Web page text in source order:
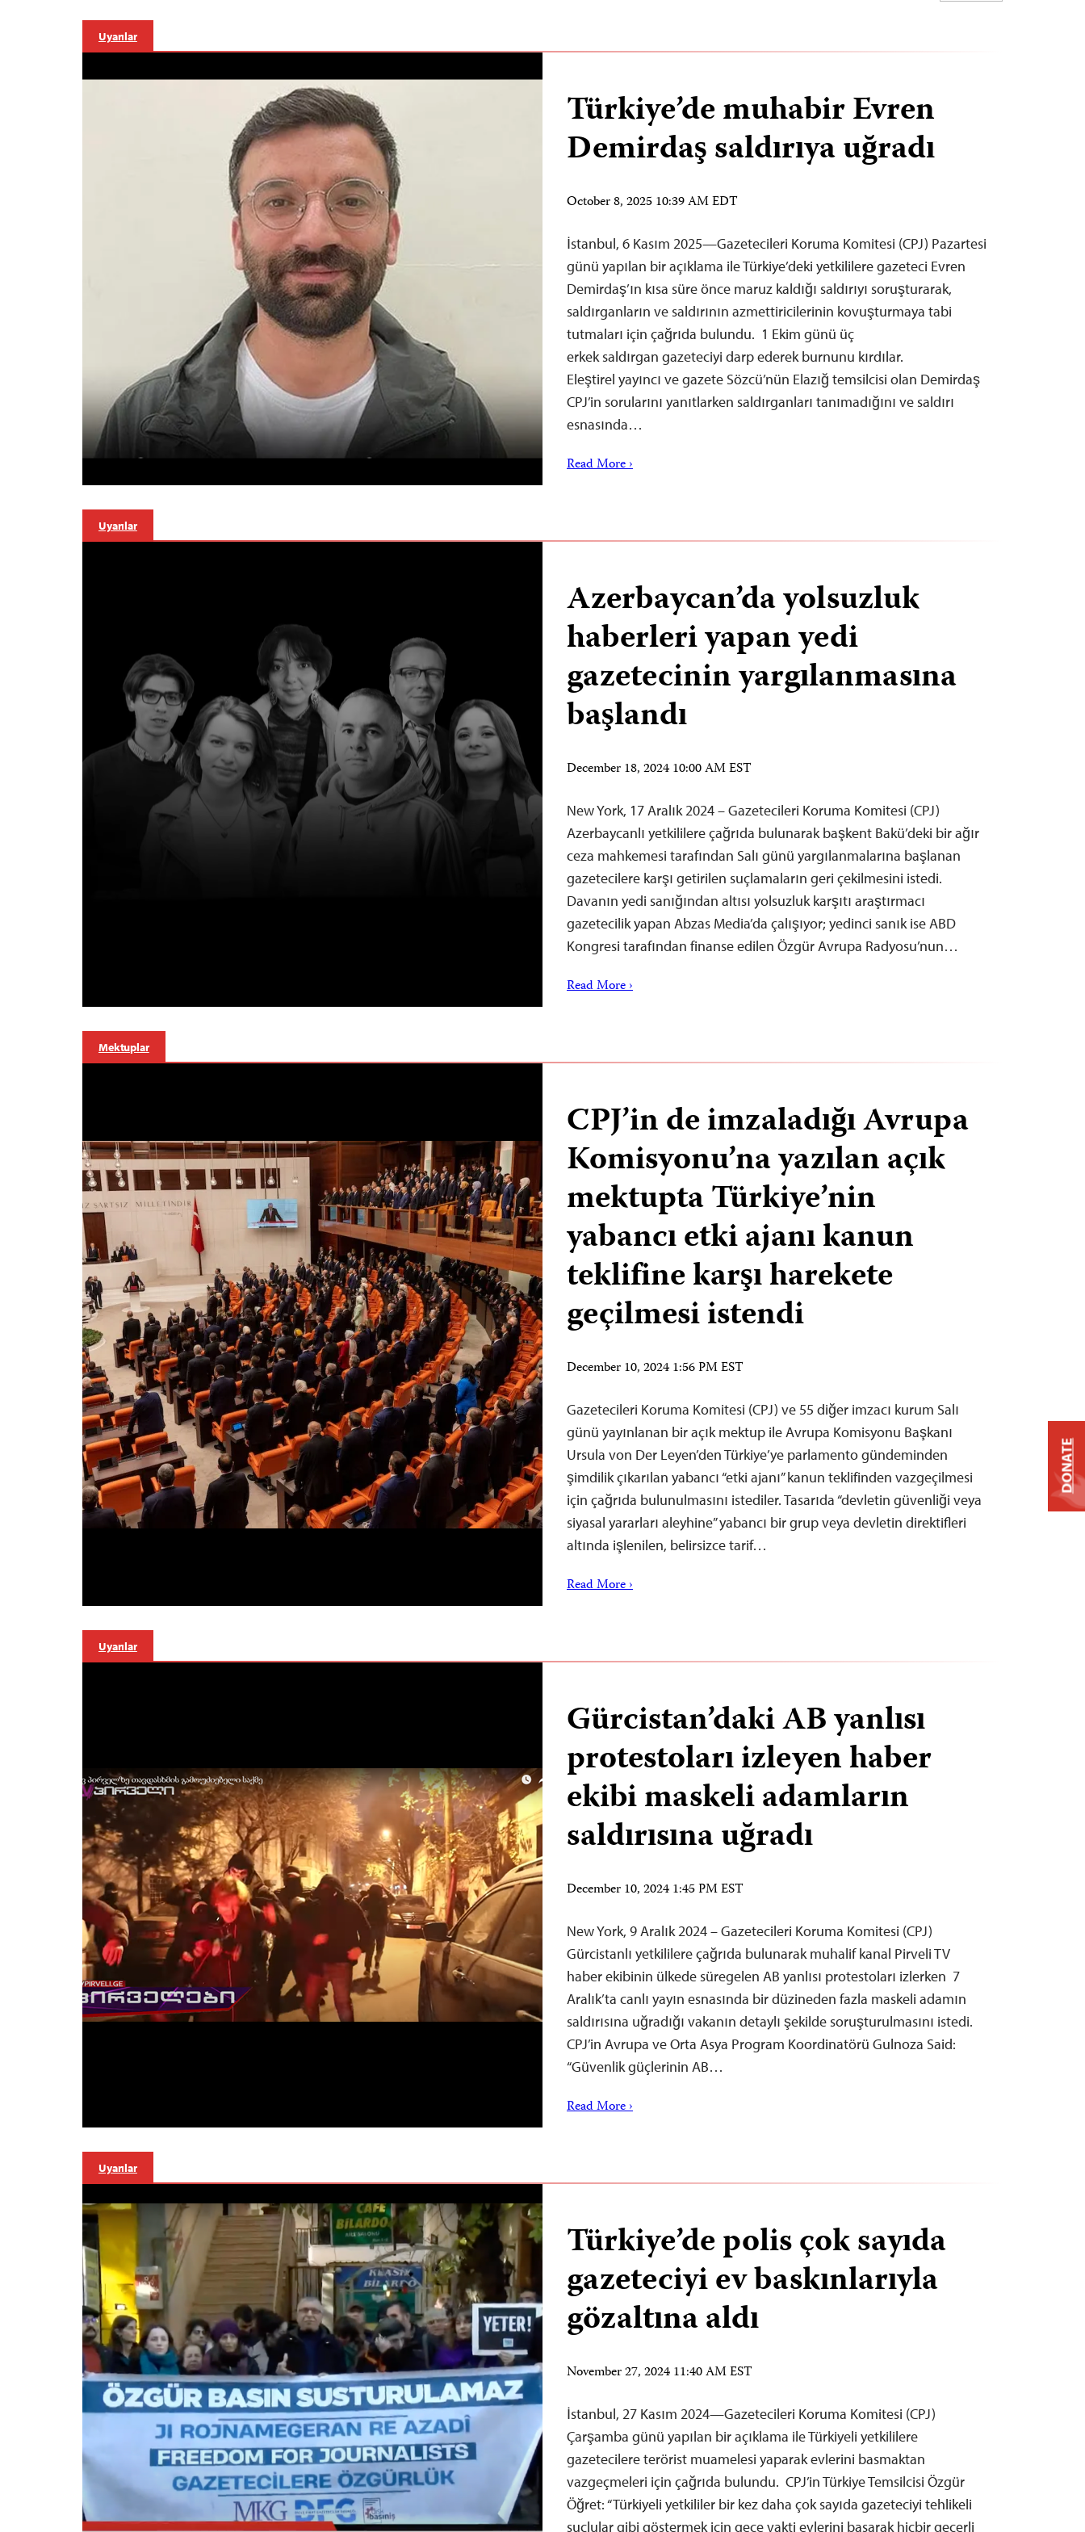
Uyarılar
Türkiye’de muhabir Evren
Demirdaş saldırıya uğradı
October 8, 2025 10:39 AM EDT
İstanbul, 6 Kasım 2025—Gazetecileri Koruma Komitesi (CPJ) Pazartesi
günü yapılan bir açıklama ile Türkiye’deki yetkililere gazeteci Evren
Demirdaş’ın kısa süre önce maruz kaldığı saldırıyı soruşturarak,
saldırganların ve saldırının azmettiricilerinin kovuşturmaya tabi
tutmaları için çağrıda bulundu. 1 Ekim günü üç
erkek saldırgan gazeteciyi darp ederek burnunu kırdılar.
Eleştirel yayıncı ve gazete Sözcü’nün Elazığ temsilcisi olan Demirdaş
CPJ’in sorularını yanıtlarken saldırganları tanımadığını ve saldırı
esnasında…
Read More ›
Uyarılar
Azerbaycan’da yolsuzluk
haberleri yapan yedi
gazetecinin yargılanmasına
başlandı
December 18, 2024 10:00 AM EST
New York, 17 Aralık 2024 – Gazetecileri Koruma Komitesi (CPJ)
Azerbaycanlı yetkililere çağrıda bulunarak başkent Bakü’deki bir ağır
ceza mahkemesi tarafından Salı günü yargılanmalarına başlanan
gazetecilere karşı getirilen suçlamaların geri çekilmesini istedi.
Davanın yedi sanığından altısı yolsuzluk karşıtı araştırmacı
gazetecilik yapan Abzas Media’da çalışıyor; yedinci sanık ise ABD
Kongresi tarafından finanse edilen Özgür Avrupa Radyosu’nun…
Read More ›
Mektuplar
CPJ’in de imzaladığı Avrupa
Komisyonu’na yazılan açık
mektupta Türkiye’nin
yabancı etki ajanı kanun
teklifine karşı harekete
geçilmesi istendi
December 10, 2024 1:56 PM EST
Gazetecileri Koruma Komitesi (CPJ) ve 55 diğer imzacı kurum Salı
günü yayınlanan bir açık mektup ile Avrupa Komisyonu Başkanı
Ursula von Der Leyen’den Türkiye’ye parlamento gündeminden
şimdilik çıkarılan yabancı “etki ajanı” kanun teklifinden vazgeçilmesi
için çağrıda bulunulmasını istediler. Tasarıda “devletin güvenliği veya
siyasal yararları aleyhine” yabancı bir grup veya devletin direktifleri
altında işlenilen, belirsizce tarif…
Read More ›
Uyarılar
Gürcistan’daki AB yanlısı
protestoları izleyen haber
ekibi maskeli adamların
saldırısına uğradı
December 10, 2024 1:45 PM EST
New York, 9 Aralık 2024 – Gazetecileri Koruma Komitesi (CPJ)
Gürcistanlı yetkililere çağrıda bulunarak muhalif kanal Pirveli TV
haber ekibinin ülkede süregelen AB yanlısı protestoları izlerken 7
Aralık’ta canlı yayın esnasında bir düzineden fazla maskeli adamın
saldırısına uğradığı vakanın detaylı şekilde soruşturulmasını istedi.
CPJ’in Avrupa ve Orta Asya Program Koordinatörü Gulnoza Said:
“Güvenlik güçlerinin AB…
Read More ›
Uyarılar
Türkiye’de polis çok sayıda
gazeteciyi ev baskınlarıyla
gözaltına aldı
November 27, 2024 11:40 AM EST
İstanbul, 27 Kasım 2024—Gazetecileri Koruma Komitesi (CPJ)
Çarşamba günü yapılan bir açıklama ile Türkiyeli yetkililere
gazetecilere terörist muamelesi yaparak evlerini basmaktan
vazgeçmeleri için çağrıda bulundu. CPJ’in Türkiye Temsilcisi Özgür
Öğret: “Türkiyeli yetkililer bir kez daha çok sayıda gazeteciyi tehlikeli
suçlular gibi göstermek için gece vakti evlerini basarak hiçbir geçerli
DONATE